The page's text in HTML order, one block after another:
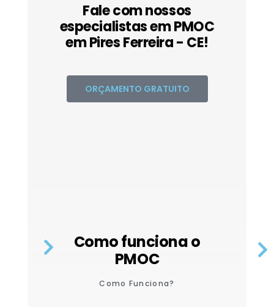
Fale com nossos
especialistas em PMOC
em Pires Ferreira - CE!
ORÇAMENTO GRATUITO
Como funciona o
PMOC
Como Funciona?